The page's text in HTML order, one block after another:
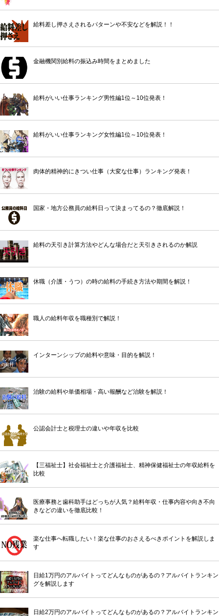
給料差し押さえされるパターンや不安などを解説！！
金融機関別給料の振込み時間をまとめました
給料がいい仕事ランキング男性編1位～10位発表！
給料がいい仕事ランキング女性編1位～10位発表！
肉体的精神的にきつい仕事（大変な仕事）ランキング発表！
国家・地方公務員の給料日って決まってるの？徹底解説！
給料の天引き計算方法やどんな場合だと天引きされるのか解説
休職（介護・うつ）の時の給料の手続き方法や期間を解説！
職人の給料年収を職種別で解説！
インターンシップの給料や意味・目的を解説！
治験の給料や単価相場・高い報酬など治験を解説！
公認会計士と税理士の違いや年収を比較
【三福祉士】社会福祉士と介護福祉士、精神保健福祉士の年収給料を
比較
医療事務と歯科助手はどっちが人気？給料年収・仕事内容や向き不向
きなどの違いを徹底比較！
楽な仕事へ転職したい！楽な仕事のおさえるべきポイントを解説しま
す
日給1万円のアルバイトってどんなものがあるの？アルバイトランキン
グを解説します
日給2万円のアルバイトってどんなものがあるの？アルバイトランキン